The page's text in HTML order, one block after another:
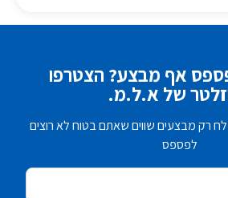
אף מבצע? הצטרפו
של א.ל.מ.
רק מבצעים שווים שאתם בטוח לא רוצים
לפספס